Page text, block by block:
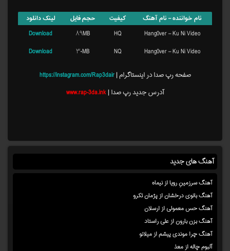
نام خواننده – نام آهنگ کیفیت حجم فایل
لینک دانلود
Hang0ver – Ku Ni Video
HQ ۸۹MB
Download
Hang0ver – Ku Ni Video
NQ ۳۰MB Download
صفحه رپ صدا در اینستاگرام |https://instagram.com/Rap3dair
آدرس جدید رپ صدا |www.rap-3da.ink
آهنگ های جدید
آهنگ سرزمینِ رویا از نیماه
آهنگ بانوی درخشان از پژمان تکرو
آهنگ حس معمولی از ارسلان
آهنگ بزن بارون از علی راستاد
آهنگ چرا موندی پیشم از میلانو
آلبوم چاله از معذ